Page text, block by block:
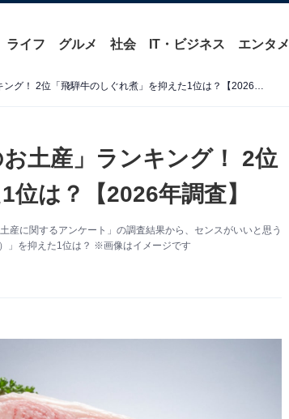
ライフ グルメ 社会 IT・ビジネス エンタメ
センスがいいと思う「岐阜県のお土産」ランキング！ 2位「飛騨牛のしぐれ煮」を抑えた1位は？【2026年調査】
土産」ランキング！ 2位
位は？【2026年調査】
に関するアンケート」の調査結果から、センスがいいと思う
」を抑えた1位は？ ※画像はイメージです